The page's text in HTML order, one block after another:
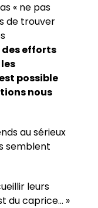
« ne pas
de trouver
des efforts
possible
nous
au sérieux
semblent
leurs
du caprice… »